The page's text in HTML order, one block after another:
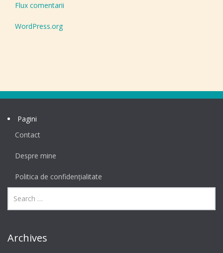
Flux comentarii
WordPress.org
Pagini
Contact
Despre mine
Politica de confidențialitate
Archives